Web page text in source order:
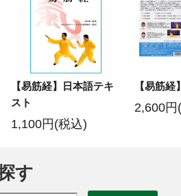
【易筋経】日本語テキ
スト
1,100円(税込)
【易筋
2,600円
す